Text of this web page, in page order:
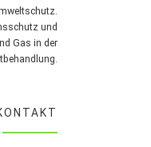
und
Gas in der